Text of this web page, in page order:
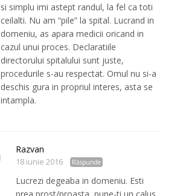
si simplu imi astept randul, la fel ca toti
ceilalti. Nu am “pile” la spital. Lucrand in
domeniu, as apara medicii oricand in
cazul unui proces. Declaratiile
directorului spitalului sunt juste,
procedurile s-au respectat. Omul nu si-a
deschis gura in propriul interes, asta se
intampla.
Razvan
18 iunie 2016 Răspunde
Lucrezi degeaba in domeniu. Esti